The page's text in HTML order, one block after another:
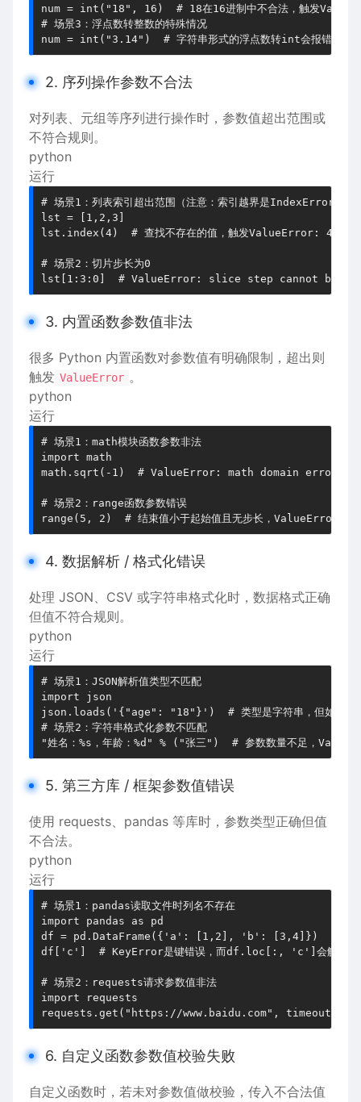
num = int("18", 16)  # 18在16进制中不合法，触发
# 场景3：浮点数转整数的特殊情况
2. 序列操作参数不合法
对列表、元组等序列进行操作时，参数值超出范围或
不符合规则。
python
运行
# 场景1：列表索引超出范围（注意：索引越界是IndexError，这
lst = [1,2,3]
lst.index(4)  # 查找不存在的值，触发ValueError: 4
# 场景2：切片步长为0
3. 内置函数参数值非法
很多 Python 内置函数对参数值有明确限制，超出则
触发 ValueError 。
python
运行
# 场景1：math模块函数参数非法
import math
math.sqrt(-1)  # ValueError: math domain error
# 场景2：range函数参数错误
4. 数据解析 / 格式化错误
处理 JSON、CSV 或字符串格式化时，数据格式正确
但值不符合规则。
python
运行
# 场景1：JSON解析值类型不匹配
import json
json.loads('{"age": "18"}')  # 类型是字符串，但如果业务
# 场景2：字符串格式化参数不匹配
5. 第三方库 / 框架参数值错误
使用 requests、pandas 等库时，参数类型正确但值
不合法。
python
运行
# 场景1：pandas读取文件时列名不存在
import pandas as pd
df = pd.DataFrame({'a': [1,2], 'b': [3,4]})
df['c']  # KeyError是键错误，而df.loc[:, 'c']会触发
# 场景2：requests请求参数值非法
import requests
6. 自定义函数参数值校验失败
自定义函数时，若未对参数值做校验，传入不合法值